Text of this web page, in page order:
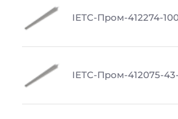
IETC-Пром-412274-
IETC-Пром-412075-